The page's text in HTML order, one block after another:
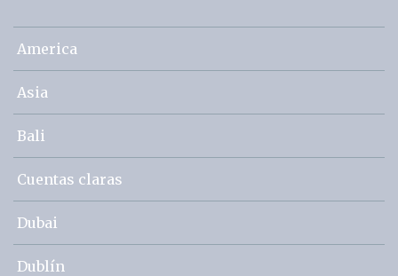
America
Asia
Bali
Cuentas claras
Dubai
Dublín